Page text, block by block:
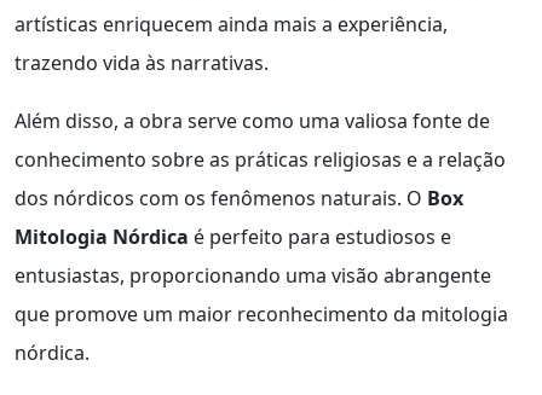
artísticas enriquecem ainda mais a experiência,
trazendo vida às narrativas.
Além disso, a obra serve como uma valiosa fonte de
conhecimento sobre as práticas religiosas e a relação
dos nórdicos com os fenômenos naturais. O Box
Mitologia Nórdica é perfeito para estudiosos e
entusiastas, proporcionando uma visão abrangente
que promove um maior reconhecimento da mitologia
nórdica.